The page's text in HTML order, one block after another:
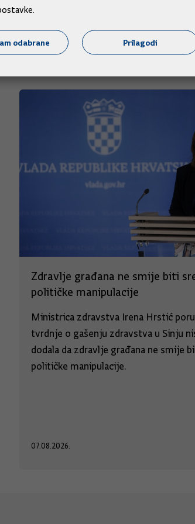
Zdravlje građana ne smije biti
političke manipulacije
Ministrica zdravstva Irena Hrstić
tvrdnje o gašenju zdravstva u Sinju
dodala da zdravlje građana ne smije
političke manipulacije.
07.08.2026.
odabrane Prilagodi